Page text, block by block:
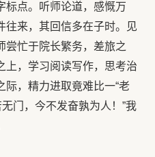
标点。听师论道，感慨万
往来，其回信多在子时。见
尝忙于院长繁务，差旅之
上，学习阅读写作，思考治
际，精力进取竟难比一“老
门，今不发奋孰为人！”我